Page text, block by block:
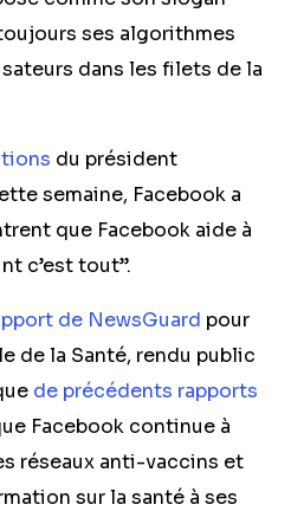
ses algorithmes
dans les filets de la
du président
semaine, Facebook a
que Facebook aide à
c’est tout”.
de NewsGuard pour
de la Santé, rendu public
de précédents rapports
Facebook continue à
réseaux anti-vaccins et
sur la santé à ses